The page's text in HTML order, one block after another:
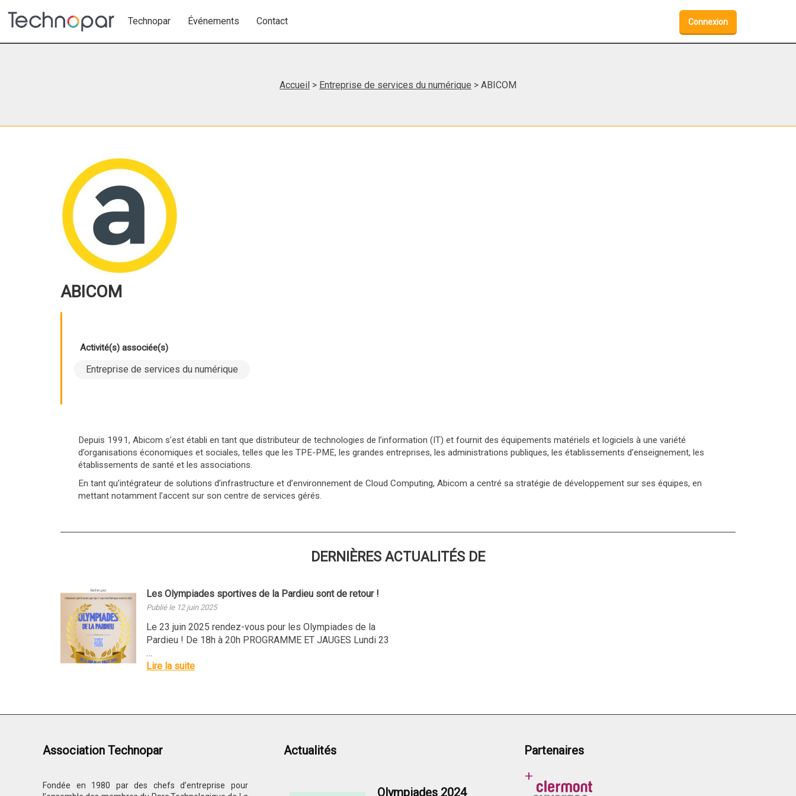
Technopar Événements Contact Connexion
Accueil > Entreprise de services du numérique > ABICOM
ABICOM
Activité(s) associée(s)
Entreprise de services du numérique
Depuis 1991, Abicom s’est établi en tant que distributeur de technologies de l’information (IT) et fournit des équipements matériels et logiciels à une variété
d’organisations économiques et sociales, telles que les TPE-PME, les grandes entreprises, les administrations publiques, les établissements d’enseignement, les
établissements de santé et les associations.
En tant qu’intégrateur de solutions d’infrastructure et d’environnement de Cloud Computing, Abicom a centré sa stratégie de développement sur ses équipes, en
mettant notamment l’accent sur son centre de services gérés.
DERNIÈRES ACTUALITÉS DE
Les Olympiades sportives de la Pardieu sont de retour !
Publié le 12 juin 2025
Le 23 juin 2025 rendez-vous pour les Olympiades de la
Pardieu ! De 18h à 20h PROGRAMME ET JAUGES Lundi 23
…
Lire la suite
Association Technopar
Fondée en 1980 par des chefs d’entreprise pour
Actualités
Olympiades 2024
Partenaires